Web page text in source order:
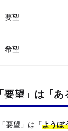
要望
希望
「要望」は「
「要望」は「ようぼ